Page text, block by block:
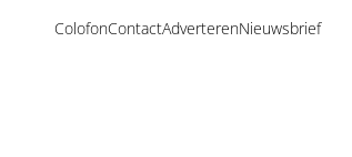
ColofonContactAdverterenNieuwsbrief